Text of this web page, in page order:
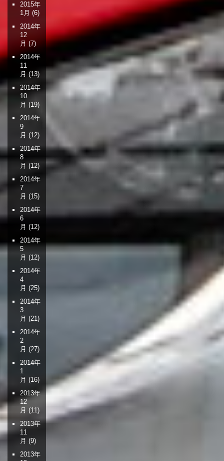
2015年
1月 (6)
2014年
12
月 (7)
2014年
11
月 (13)
2014年
10
月 (19)
2014年
9
月 (12)
2014年
8
月 (12)
2014年
7
月 (15)
2014年
6
月 (12)
2014年
5
月 (12)
2014年
4
月 (25)
2014年
3
月 (21)
2014年
2
月 (27)
2014年
1
月 (16)
2013年
12
月 (11)
2013年
11
月 (9)
2013年